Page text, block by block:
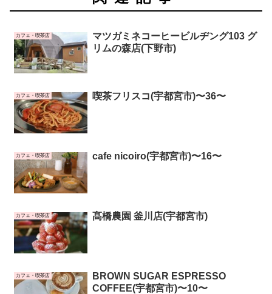
カフェ・喫茶店
マツガミネコーヒービルヂング103 グ
リムの森店(下野市)
カフェ・喫茶店 喫茶フリスコ(宇都宮市)〜36〜
カフェ・喫茶店 cafe nicoiro(宇都宮市)〜16〜
カフェ・喫茶店 髙橋農園 釜川店(宇都宮市)
カフェ・喫茶店
BROWN SUGAR ESPRESSO
COFFEE(宇都宮市)〜10〜